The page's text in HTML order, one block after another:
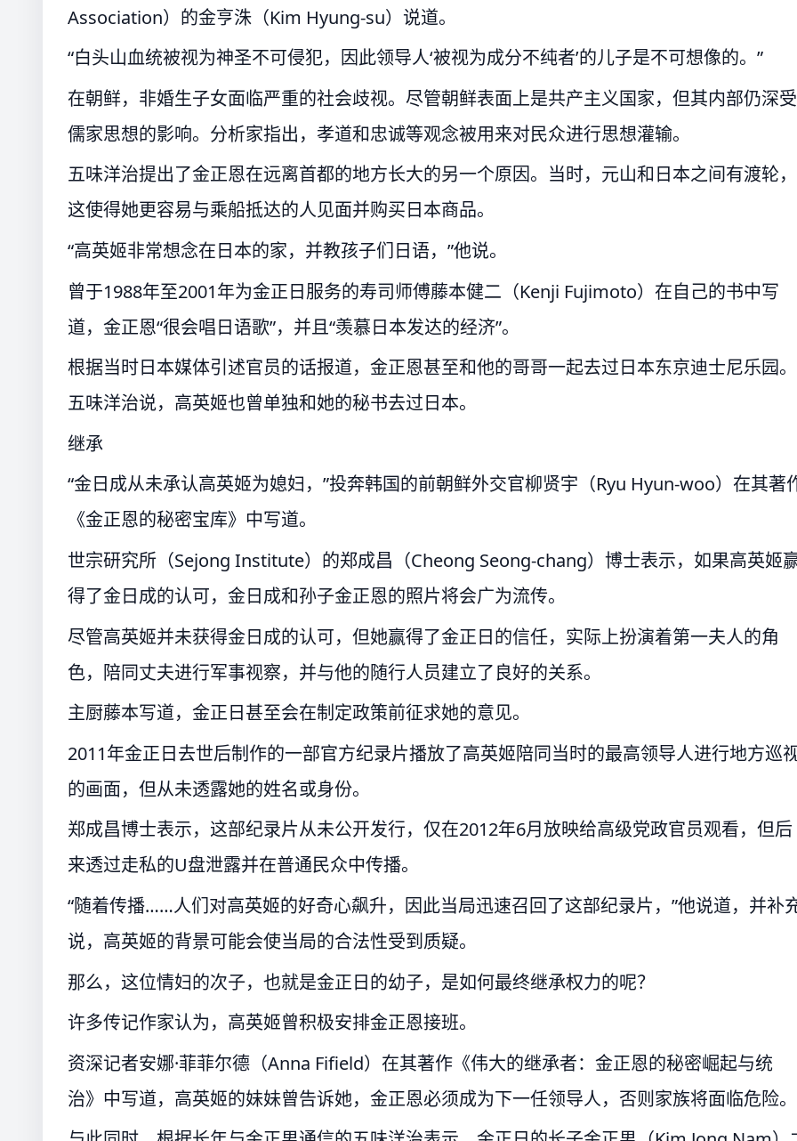
Association）的金亨洙（Kim Hyung-su）说道。
“白头山血统被视为神圣不可侵犯，因此领导人‘被视为成分不纯者’的儿子是不可想像的。”
在朝鲜，非婚生子女面临严重的社会歧视。尽管朝鲜表面上是共产主义国家，但其内部仍深受
儒家思想的影响。分析家指出，孝道和忠诚等观念被用来对民众进行思想灌输。
五味洋治提出了金正恩在远离首都的地方长大的另一个原因。当时，元山和日本之间有渡轮，
这使得她更容易与乘船抵达的人见面并购买日本商品。
“高英姬非常想念在日本的家，并教孩子们日语，”他说。
曾于1988年至2001年为金正日服务的寿司师傅藤本健二（Kenji Fujimoto）在自己的书中写
道，金正恩“很会唱日语歌”，并且“羡慕日本发达的经济”。
根据当时日本媒体引述官员的话报道，金正恩甚至和他的哥哥一起去过日本东京迪士尼乐园。
五味洋治说，高英姬也曾单独和她的秘书去过日本。
继承
“金日成从未承认高英姬为媳妇，”投奔韩国的前朝鲜外交官柳贤宇（Ryu Hyun-woo）在其著
《金正恩的秘密宝库》中写道。
世宗研究所（Sejong Institute）的郑成昌（Cheong Seong-chang）博士表示，如果高英姬
得了金日成的认可，金日成和孙子金正恩的照片将会广为流传。
尽管高英姬并未获得金日成的认可，但她赢得了金正日的信任，实际上扮演着第一夫人的角
色，陪同丈夫进行军事视察，并与他的随行人员建立了良好的关系。
主厨藤本写道，金正日甚至会在制定政策前征求她的意见。
2011年金正日去世后制作的一部官方纪录片播放了高英姬陪同当时的最高领导人进行地方巡
的画面，但从未透露她的姓名或身份。
郑成昌博士表示，这部纪录片从未公开发行，仅在2012年6月放映给高级党政官员观看，但后
来透过走私的U盘泄露并在普通民众中传播。
“随着传播……人们对高英姬的好奇心飙升，因此当局迅速召回了这部纪录片，”他说道，并补
说，高英姬的背景可能会使当局的合法性受到质疑。
那么，这位情妇的次子，也就是金正日的幼子，是如何最终继承权力的呢？
许多传记作家认为，高英姬曾积极安排金正恩接班。
资深记者安娜·菲菲尔德（Anna Fifield）在其著作《伟大的继承者：金正恩的秘密崛起与统
治》中写道，高英姬的妹妹曾告诉她，金正恩必须成为下一任领导人，否则家族将面临危险。